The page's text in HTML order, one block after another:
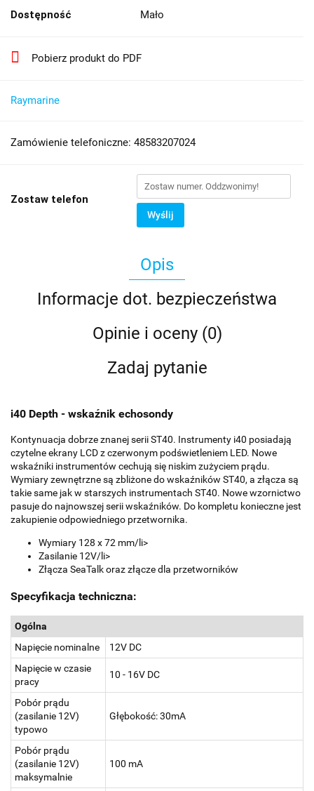
Dostępność Mało
Pobierz produkt do PDF
Raymarine
Zamówienie telefoniczne: 48583207024
Zostaw telefon
Wyślij
Opis
Informacje dot. bezpieczeństwa
Opinie i oceny (0)
Zadaj pytanie
i40 Depth - wskaźnik echosondy
Kontynuacja dobrze znanej serii ST40. Instrumenty i40 posiadają
czytelne ekrany LCD z czerwonym podświetleniem LED. Nowe
wskaźniki instrumentów cechują się niskim zużyciem prądu.
Wymiary zewnętrzne są zbliżone do wskaźników ST40, a złącza są
takie same jak w starszych instrumentach ST40. Nowe wzornictwo
pasuje do najnowszej serii wskaźników. Do kompletu konieczne jest
zakupienie odpowiedniego przetwornika.
Wymiary 128 x 72 mm/li>
Zasilanie 12V/li>
Złącza SeaTalk oraz złącze dla przetworników
Specyfikacja techniczna:
Ogólna
Napięcie nominalne
12V DC
Napięcie w czasie
pracy
10 - 16V DC
Pobór prądu
(zasilanie 12V)
typowo
Głębokość: 30mA
Pobór prądu
(zasilanie 12V)
maksymalnie
100 mA